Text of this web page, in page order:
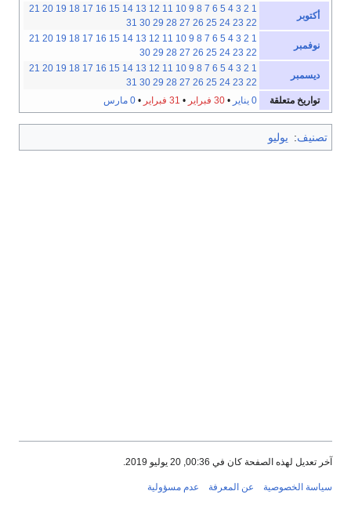
أكتوبر
1
2
3
4
5
6
7
8
9
10
11
12
13
14
15
16
17
18
19
20
21
22
23
24
25
26
27
28
29
30
31
نوفمبر
1
2
3
4
5
6
7
8
9
10
11
12
13
14
15
16
17
18
19
20
21
22
23
24
25
26
27
28
29
30
ديسمبر
1
2
3
4
5
6
7
8
9
10
11
12
13
14
15
16
17
18
19
20
21
22
23
24
25
26
27
28
29
30
31
تواريخ متعلقة
0 يناير •30 فبراير • 31 فبراير •0 مارس
تصنيف: يوليو
آخر تعديل لهذه الصفحة كان في 00:36, 20 يوليو 2019.
سياسة الخصوصية عن المعرفة عدم مسؤولية